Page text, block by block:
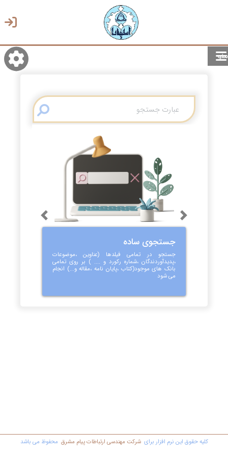
منو
انتخاب زبان
جستجوی ساده
جستجو در تمامی فیلدها (عناوین ،موضوعات
،پدیدآوردندگان ،شماره رکورد و .... ) بر روی تمامی
بانک های موجود(کتاب ،پایان نامه ،مقاله و...) انجام
می شود
Previous Next
کليه حقوق اين نرم افزار برای شرکت مهندسي ارتباطات پیام مشرق محفوظ مي باشد